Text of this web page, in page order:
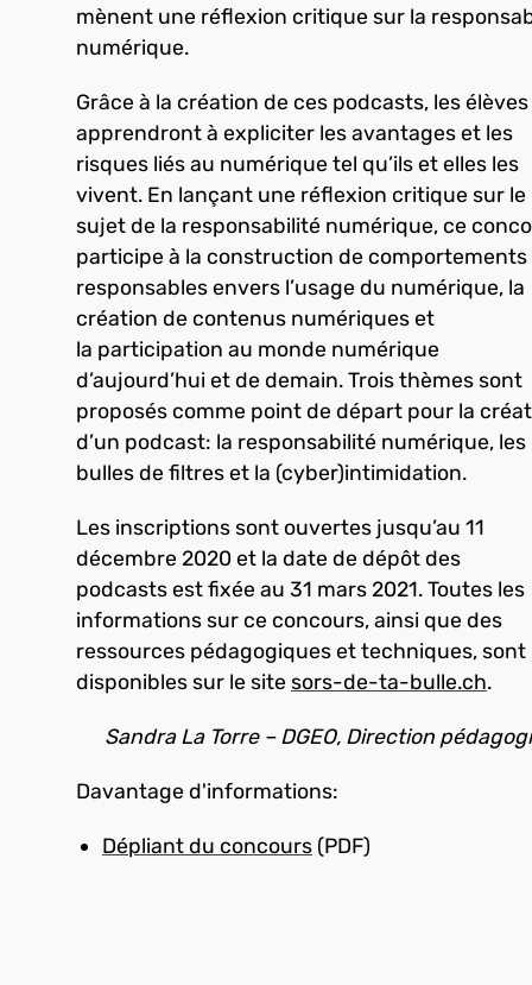
mènent une réflexion critique sur la
numérique.
Grâce à la création de ces podcasts, les élèves
apprendront à expliciter les avantages et les
risques liés au numérique tel qu’ils et elles les
vivent. En lançant une réflexion critique sur le
sujet de la responsabilité numérique, ce
participe à la construction de comportements
responsables envers l’usage du numérique, la
création de contenus numériques et
la participation au monde numérique
d’aujourd’hui et de demain. Trois thèmes sont
proposés comme point de départ pour la
d’un podcast: la responsabilité numérique, les
bulles de filtres et la (cyber)intimidation.
Les inscriptions sont ouvertes jusqu’au 11
décembre 2020 et la date de dépôt des
podcasts est fixée au 31 mars 2021. Toutes les
informations sur ce concours, ainsi que des
ressources pédagogiques et techniques, sont
disponibles sur le site sors-de-ta-bulle.ch.
Sandra La Torre – DGEO, Direction
Davantage d'informations:
Dépliant du concours (PDF)